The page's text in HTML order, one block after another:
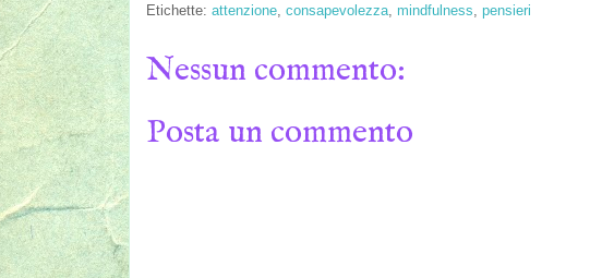
Etichette: attenzione consapevolezza mindfulness pensieri
Nessun commento:
Posta un commento